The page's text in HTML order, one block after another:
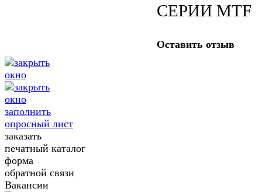
СЕРИИ MTF
Оставить отзыв
заполнить
опросный лист
заказать
печатный каталог
форма
обратной связи
Вакансии